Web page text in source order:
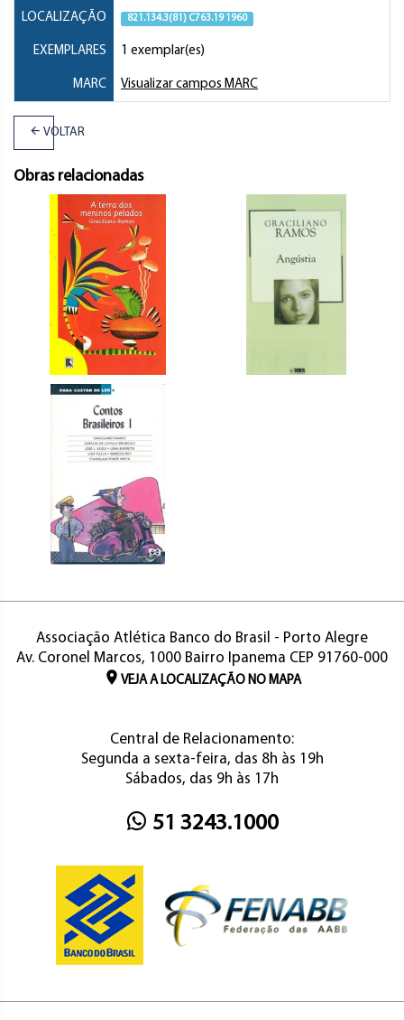
LOCALIZAÇÃO 821.134.3(81) C763.19 1960
EXEMPLARES 1 exemplar(es)
MARC Visualizar campos MARC
VOLTAR
Obras relacionadas
Associação Atlética Banco do Brasil - Porto Alegre
Av. Coronel Marcos, 1000 Bairro Ipanema CEP 91760-000
VEJA A LOCALIZAÇÃO NO MAPA
Central de Relacionamento:
Segunda a sexta-feira, das 8h às 19h
Sábados, das 9h às 17h
51 3243.1000